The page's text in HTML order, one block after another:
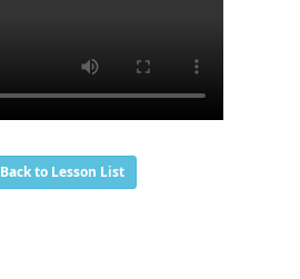
Back to Lesson List